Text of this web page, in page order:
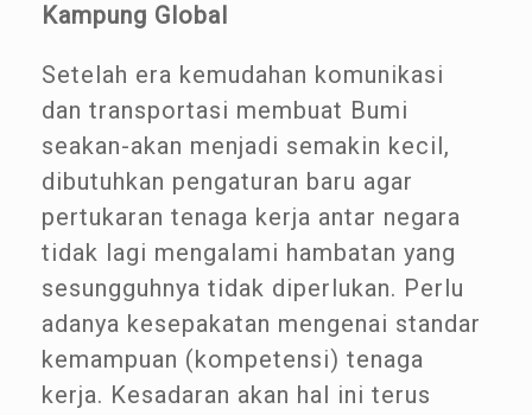
Kampung Global
Setelah era kemudahan komunikasi
dan transportasi membuat Bumi
seakan-akan menjadi semakin kecil,
dibutuhkan pengaturan baru agar
pertukaran tenaga kerja antar negara
tidak lagi mengalami hambatan yang
sesungguhnya tidak diperlukan. Perlu
adanya kesepakatan mengenai standar
kemampuan (kompetensi) tenaga
kerja. Kesadaran akan hal ini terus